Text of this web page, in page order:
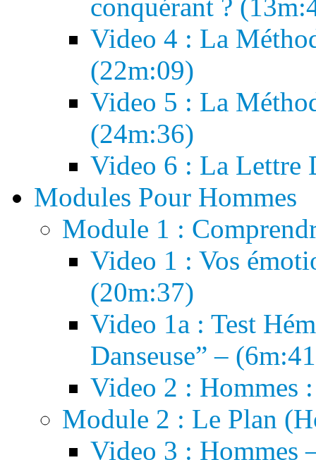
conquérant ?
Video 4 : La
(22m:09)
Video 5 : La
(24m:36)
Video 6 : La Lettre
Modules Pour Hommes
Module 1 :
Video 1 : Vos
(20m:37)
Video 1a : Test
Danseuse” –
Video 2 : Hommes
Module 2 : Le Plan
Video 3 : Hommes